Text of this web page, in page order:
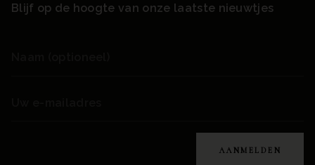
Blijf op de hoogte van onze laatste nieuwtjes
AANMELDEN